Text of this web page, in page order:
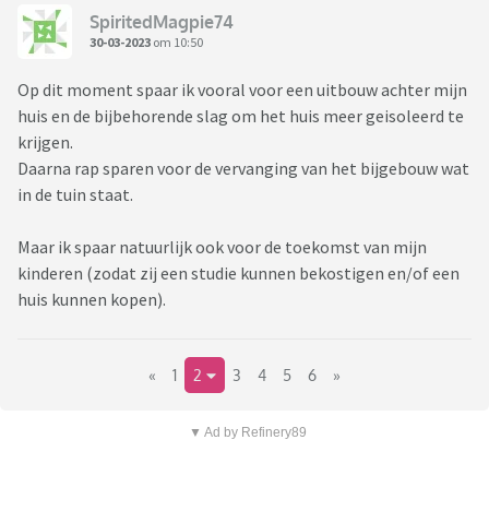
SpiritedMagpie74
30-03-2023 om 10:50
Op dit moment spaar ik vooral voor een uitbouw achter mijn
huis en de bijbehorende slag om het huis meer geisoleerd te
krijgen.
Daarna rap sparen voor de vervanging van het bijgebouw wat
in de tuin staat.
Maar ik spaar natuurlijk ook voor de toekomst van mijn
kinderen (zodat zij een studie kunnen bekostigen en/of een
huis kunnen kopen).
« 1 2 3 4 5 6 »
▼ Ad by Refinery89